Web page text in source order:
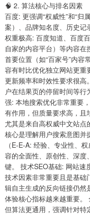
🧠 2. 算法核心与排名因素
百度: 更强调“权威性”和“归
案）、品牌知名度、历史记
权重极高: 百度知道、百度
自家的内容平台）等内容
首要位置（如“百家号”内容
容有时比优化独立网站更重
更新频率和时效性要求很高
户在结果页的停留时间等
强: 本地搜索优化非常重要
有作用，但质量要求高，且
尤其是来自高权威中文站点
核心是理解用户搜索意图并
（E-E-A: 经验、专业性、
容的全面性、原创性、深度
键。 技术SEO基础: 网站速
技术因素非常重要且是基础
辑自主生成的反向链接仍
体验核心指标越来越重要。
但算法更通用，强调针对